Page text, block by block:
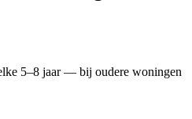
5–8 jaar — bij oudere woningen